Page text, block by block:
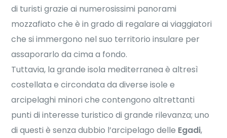
di turisti grazie ai numerosissimi panorami
mozzafiato che è in grado di regalare ai viaggiatori
che si immergono nel suo territorio insulare per
assaporarlo da cima a fondo.
Tuttavia, la grande isola mediterranea è altresì
costellata e circondata da diverse isole e
arcipelaghi minori che contengono altrettanti
punti di interesse turistico di grande rilevanza; uno
di questi è senza dubbio l’arcipelago delle Egadi,